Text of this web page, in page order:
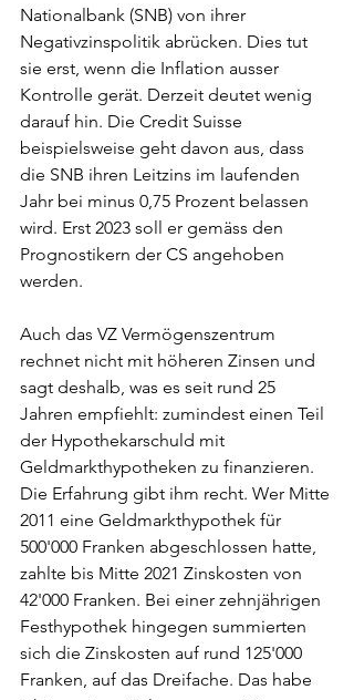
Nationalbank (SNB) von ihrer
Negativzinspolitik abrücken. Dies tut
sie erst, wenn die Inflation ausser
Kontrolle gerät. Derzeit deutet wenig
darauf hin. Die Credit Suisse
beispielsweise geht davon aus, dass
die SNB ihren Leitzins im laufenden
Jahr bei minus 0,75 Prozent belassen
wird. Erst 2023 soll er gemäss den
Prognostikern der CS angehoben
werden.
Auch das VZ Vermögenszentrum
rechnet nicht mit höheren Zinsen und
sagt deshalb, was es seit rund 25
Jahren empfiehlt: zumindest einen Teil
der Hypothekarschuld mit
Geldmarkthypotheken zu finanzieren.
Die Erfahrung gibt ihm recht. Wer Mitte
2011 eine Geldmarkthypothek für
500'000 Franken abgeschlossen hatte,
zahlte bis Mitte 2021 Zinskosten von
42'000 Franken. Bei einer zehnjährigen
Festhypothek hingegen summierten
sich die Zinskosten auf rund 125'000
Franken, auf das Dreifache. Das habe